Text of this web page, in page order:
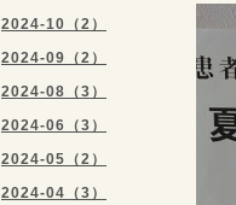
2024-10（2）
2024-09（2）
2024-08（3）
2024-06（3）
2024-05（2）
2024-04（3）